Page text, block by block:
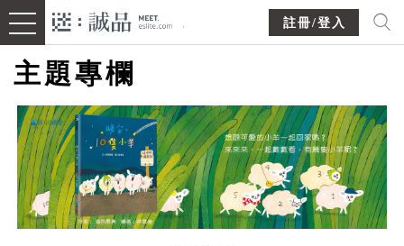
註冊/登入
主題專欄